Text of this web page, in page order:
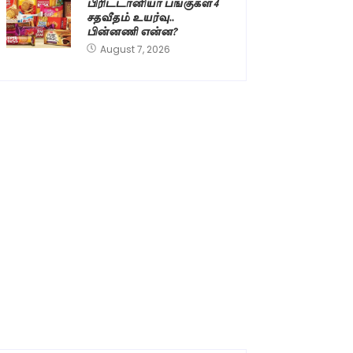
சதவீதம் உயர்வு..
பின்னணி என்ன?
August 7, 2026